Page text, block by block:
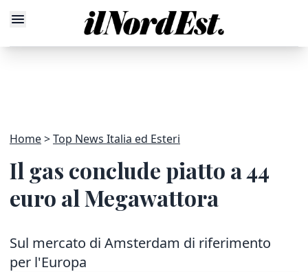
Home Top News Italia ed Esteri
Il gas conclude piatto a 44
euro al Megawattora
Sul mercato di Amsterdam di riferimento
per l'Europa